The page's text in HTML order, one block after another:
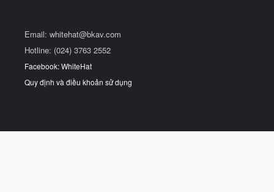
Email: whitehat@bkav.com
Hotline: (024) 3763 2552
Facebook: WhiteHat
Quy định và điều khoản sử dụng